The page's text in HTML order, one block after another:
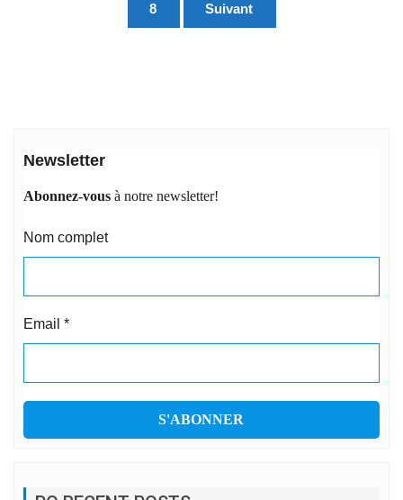
8 Suivant
Newsletter
Abonnez-vous à notre newsletter!
Nom complet
Email *